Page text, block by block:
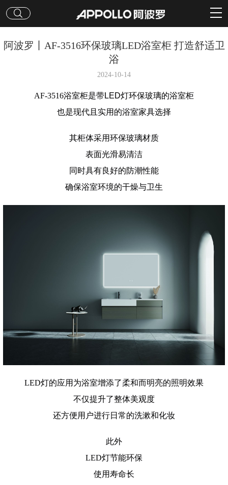
阿波罗丨AF-3516环保玻璃LED浴室柜 打造舒适卫
浴
2024-10-14
AF-3516浴室柜是带LED灯环保玻璃的浴室柜
也是现代且实用的浴室家具选择
其柜体采用环保玻璃材质
表面光滑易清洁
同时具有良好的防潮性能
确保浴室环境的干燥与卫生
LED灯的应用为浴室增添了柔和而明亮的照明效果
不仅提升了整体美观度
还方便用户进行日常的洗漱和化妆
此外
LED灯节能环保
使用寿命长